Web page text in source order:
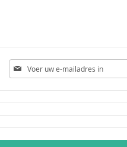
Abonneer
u
op
onze